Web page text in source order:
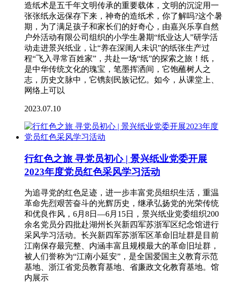
造纸术是五千年文明传承的重要载体，文明的沉淀用一
张张纸永远保存下来，神奇的造纸术，你了解吗?这个暑
期，为了满足孩子和家长们的好奇心，由嘉兴乐享自然
户外活动有限公司组织的小学生暑期“纸业达人”研学活
动走进景兴纸业，让“养在深闺人未识”的纸张生产过
程“飞入寻常百姓家”，共赴一场“纸”的探索之旅！纸，
是中华传统文化的瑰宝，笔墨挥洒间，它饱蘸树人之
志，历史文脉中，它镌刻民族记忆。如今，从课堂上、
网络上可以
2023.07.10
行红色之旅 寻党员初心 | 景兴纸业党委开展
2023年度党员红色采风学习活动
为追寻党的红色足迹，进一步丰富党员组织生活，重温
革命先烈艰苦奋斗的光辉历史，继承弘扬党的光荣传统
和优良作风，6月8日—6月15日，景兴纸业党委组织200
余名党员分四批赴湖州长兴新四军苏浙军区纪念馆进行
采风学习活动。长兴新四军苏浙军区革命旧址群是目前
江南保存最完整、内涵丰富且规模最大的革命旧址群，
被人们誉称为“江南小延安”，是全国爱国主义教育示范
基地、浙江省党员教育基地、省廉政文化教育基地。馆
内展示